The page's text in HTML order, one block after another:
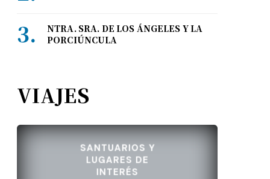
NTRA. SRA. DE LOS ÁNGELES Y LA
PORCIÚNCULA
VIAJES
SANTUARIOS Y
LUGARES DE
INTERÉS